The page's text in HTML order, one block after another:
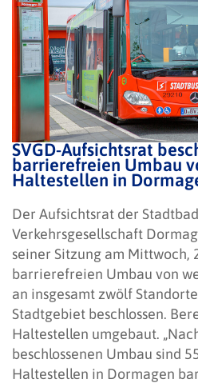
SVGD-Aufsichtsrat
barrierefreien Umbau
Haltestellen in
Der Aufsichtsrat der
Verkehrsgesellschaft
seiner Sitzung am Mittwoch,
barrierefreien Umbau von
an insgesamt zwölf
Stadtgebiet beschlossen.
Haltestellen umgebaut.
beschlossenen Umbau sind
Haltestellen in Dormagen